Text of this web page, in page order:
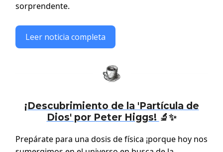
sorprendente.
Leer noticia completa
¡Descubrimiento de la 'Partícula de
Dios' por Peter Higgs! 🔬✨
Prepárate para una dosis de física ¡porque hoy nos